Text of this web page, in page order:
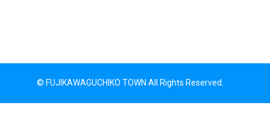
© FUJIKAWAGUCHIKO TOWN All Rights Reserved.